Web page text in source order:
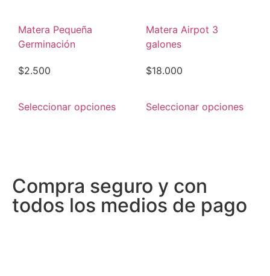
Matera Pequeña
Germinación
$2.500
Seleccionar opciones
Matera Airpot 3
galones
$18.000
Seleccionar opciones
Compra seguro y con
todos los medios de pago